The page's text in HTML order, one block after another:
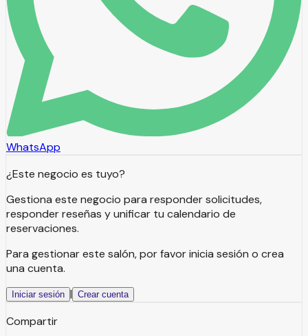
WhatsApp
¿Este negocio es tuyo?
Gestiona este negocio para responder solicitudes,
responder reseñas y unificar tu calendario de
reservaciones.
Para gestionar este salón, por favor inicia sesión o crea
una cuenta.
Iniciar sesión | Crear cuenta
Compartir